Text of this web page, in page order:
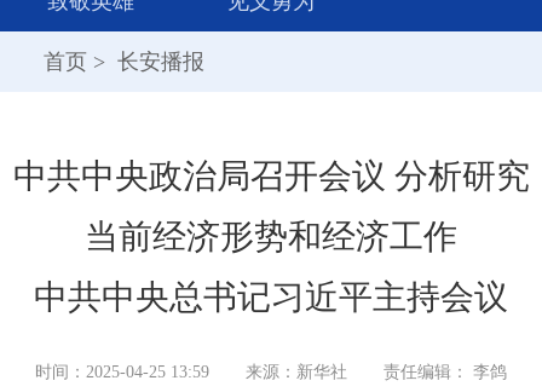
首页 > 长安播报
中共中央政治局召开会议 分析研究
当前经济形势和经济工作
中共中央总书记习近平主持会议
时间：2025-04-25 13:59 来源：新华社 责任编辑： 李鸽